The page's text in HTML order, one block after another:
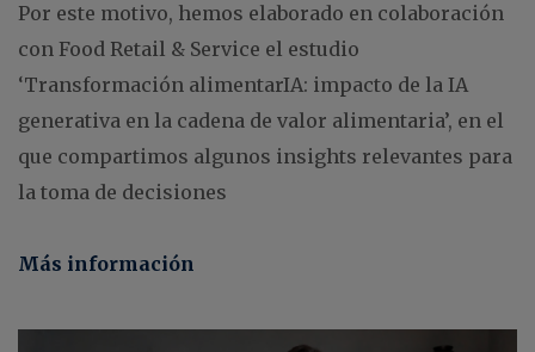
Por este motivo, hemos elaborado en colaboración
con Food Retail & Service el estudio
‘Transformación alimentarIA: impacto de la IA
generativa en la cadena de valor alimentaria’, en el
que compartimos algunos insights relevantes para
la toma de decisiones
Más información